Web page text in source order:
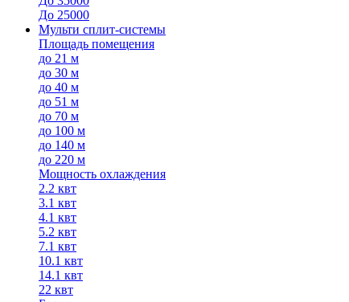
До 25000
Мульти сплит-системы
Площадь помещения
до 21 м
до 30 м
до 40 м
до 51 м
до 70 м
до 100 м
до 140 м
до 220 м
Мощность охлаждения
2.2 квт
3.1 квт
4.1 квт
5.2 квт
7.1 квт
10.1 квт
14.1 квт
22 квт